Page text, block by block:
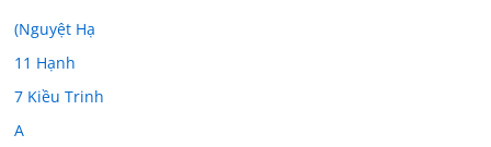
(Nguyệt Hạ
11 Hạnh
7 Kiều Trinh
A